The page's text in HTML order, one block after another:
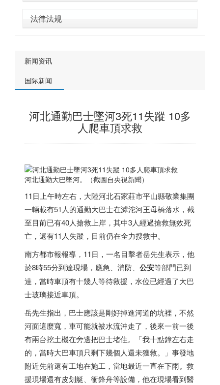
法律法规
新闻资讯
国际新闻
河北通勤巴士墜河3死11失蹤 10多
人爬車頂求救
河北通勤大巴墜河。（截圖自央視新聞）
11日上午時左右，大陸河北石家莊市平山縣敬業集團
一輛載有51人的通勤大巴士在滹沱河王母橋落水，截
至目前已有40人搶救上岸，其中3人經過搶救無效死
亡，還有11人失蹤，目前仍在全力搜救中。
南方都市報報導，11日，一名目擊者岳先生表示，他
於8時55分到達現場，應急、消防、 公安等部門已到
達，當時車頂有十幾人等待救援，水位已經過了大巴
士玻璃接近車頂。
岳先生指出，巴士應該是剛好掉進河道的坑裡，不然
河面這麼寬，車可能就被水流沖走了，後來一前一後
有兩台挖土機在旁邊把巴士堵住。「我十點鐘左右走
的，當時大巴車頂只剩下幾個人還未獲救。」事發地
附近先前還有工地在施工，當地最近一直在下雨。救
援現場還有皮划艇、衝鋒舟等設備，他在現場看到醫